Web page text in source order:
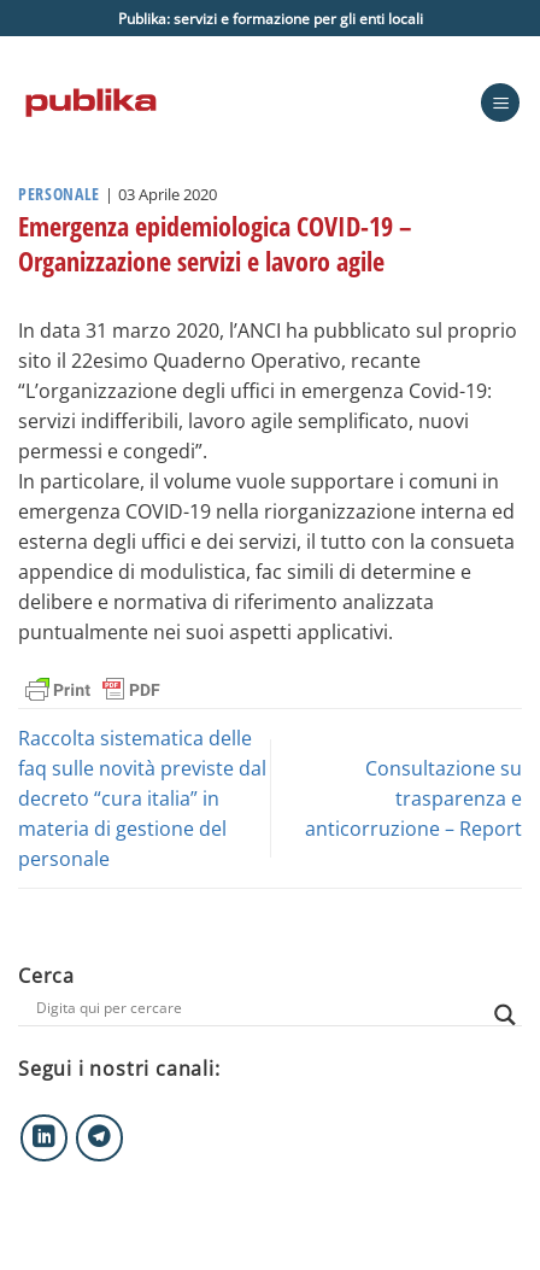
ai
Publika: servizi e formazione per gli enti locali
PERSONALE | 03 Aprile 2020
Emergenza epidemiologica COVID-19 –
Organizzazione servizi e lavoro agile
In data 31 marzo 2020, l’ANCI ha pubblicato sul proprio
sito il 22esimo Quaderno Operativo, recante
“L’organizzazione degli uffici in emergenza Covid-19:
servizi indifferibili, lavoro agile semplificato, nuovi
permessi e congedi”.
In particolare, il volume vuole supportare i comuni in
emergenza COVID-19 nella riorganizzazione interna ed
esterna degli uffici e dei servizi, il tutto con la consueta
appendice di modulistica, fac simili di determine e
delibere e normativa di riferimento analizzata
puntualmente nei suoi aspetti applicativi.
Raccolta sistematica delle
faq sulle novità previste dal
decreto “cura italia” in
materia di gestione del
personale
Consultazione su
trasparenza e
anticorruzione – Report
Cerca
Segui i nostri canali: